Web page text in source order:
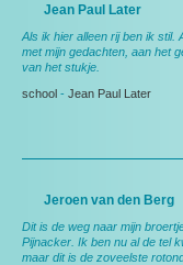
Jean Paul Later
Als ik hier alleen rij ben ik stil.
met mijn gedachten, aan het
van het stukje.
school - Jean Paul Later
Jeroen van den Berg
Dit is de weg naar mijn
Pijnacker. Ik ben nu al de tel
maar dit is de zoveelste